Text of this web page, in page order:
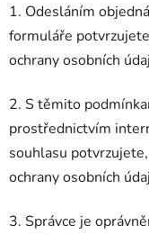
1. Odesláním
formuláře
ochrany osobních
2. S těmito
prostřednictvím
souhlasu
ochrany osobních
3. Správce je